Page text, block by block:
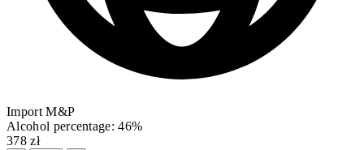
Import M&P
Alcohol percentage: 46%
378 zł